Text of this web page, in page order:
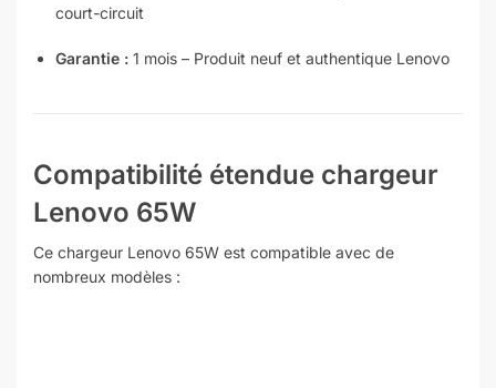
court-circuit
Garantie : 1 mois – Produit neuf et authentique Lenovo
Compatibilité étendue chargeur
Lenovo 65W
Ce chargeur Lenovo 65W est compatible avec de
nombreux modèles :